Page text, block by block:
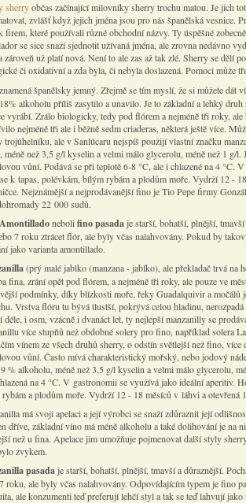
sherryobčas začínající milovníky sherry trochu matou. Je jich
zvlášť když jejich jména jsou pro nás španělská vesnice.
firem, které používali různé obchodní názvy. Ty úspěšné
se sice snaží sjednotit užívaná jména, ale zrovna nedávno
zároveň už platí nová. Není to ale zas až tak zlé. Sherry se dělí
či oxidativní a zda byla, či nebyla doslazená. Pomoci může
znamená španělsky jemný. Zřejmě se tím myslí, že si můžete dát
alkoholu příliš zasytilo a unavilo. Je to základní a lehký
vyrábí. Zrálo biologicky, tedy pod flórem a nejméně tři roky, ale
nejméně tři ale i běžně sedm criaderas, některá ještě více.
trojúhelníku, ale v Sanlúcaru nejspíš použijí vlastní značku
méně než 3,5 g/l kyselin a velmi málo glycerolu, méně než 1 g/
vůní. Podává se při teplotě 6-8 °C, ale i chlazené na 4 °C.
k tapas, polévkám, bílým rybám a plodům moře. Vydrží 12 -
Nejznámější a nejprodávanější fino je Tio Pepe firmy
22 000 sudů.
nebolifino pasadaje starší, bohatší, plnější,
7 roku ztrácet flór, ale byly včas nalahvovány. Pokud by
jako varianta amontillado.
(prý malé jablko (manzana - jablko), ale překladač trvá na
fina, zrání opět pod flórem, a nejméně tři roky, ale pouze ve
podmínky, díky blízkosti moře, řeky Guadalquivir a močálů
Vrstva flóru tu bývá tlustší, pokrývá celou hladinu,
déle, i osm, vzácně i dvanáct let, ty nejlepší manzanilly se
více stupňů než obdobné solery pro fino, například solera
vínem ze všech druhů sherry, o odstín světlejší než fino,
vůní. Často mívá charakteristický mořský, nebo jodový
% alkoholu, méně než 3,5 g/l kyselin a velmi málo glycerolu,
na 4 °C. V gastronomii se využívá jako ideální aperitiv.
a plodům moře. Vydrží 12 - 18 měsíců v láhvi a otevřená
má svoji apelaci a její výrobci se snaží zdůraznit její
dříve, základní víno má méně alkoholu a také dolihování je na
než u fina. Apelace jim umožňuje pojmenovat další styly
zvykem.
pasadaje starší, bohatší, plnější, tmavší a důraznější.
roku, ale byly včas nalahvovány. Odpovídajícím typem je fino
ale konzumenti teď preferují lehčí styl a tak se teď lahvují jako